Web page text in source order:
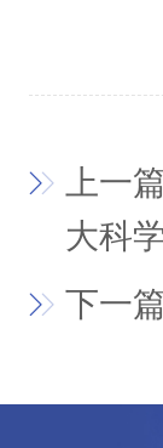
上一
大科
下一